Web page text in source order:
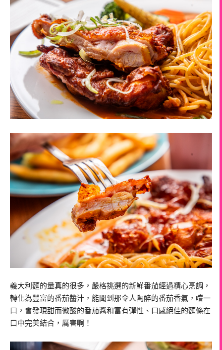
義大利麵的量真的很多，嚴格挑選的新鮮番茄經過精心烹調，
轉化為豐富的番茄醬汁，能聞到那令人陶醉的番茄香氣，嚐一
口，會發現甜而微酸的番茄醬和富有彈性、口感絕佳的麵條在
口中完美結合，厲害啊！